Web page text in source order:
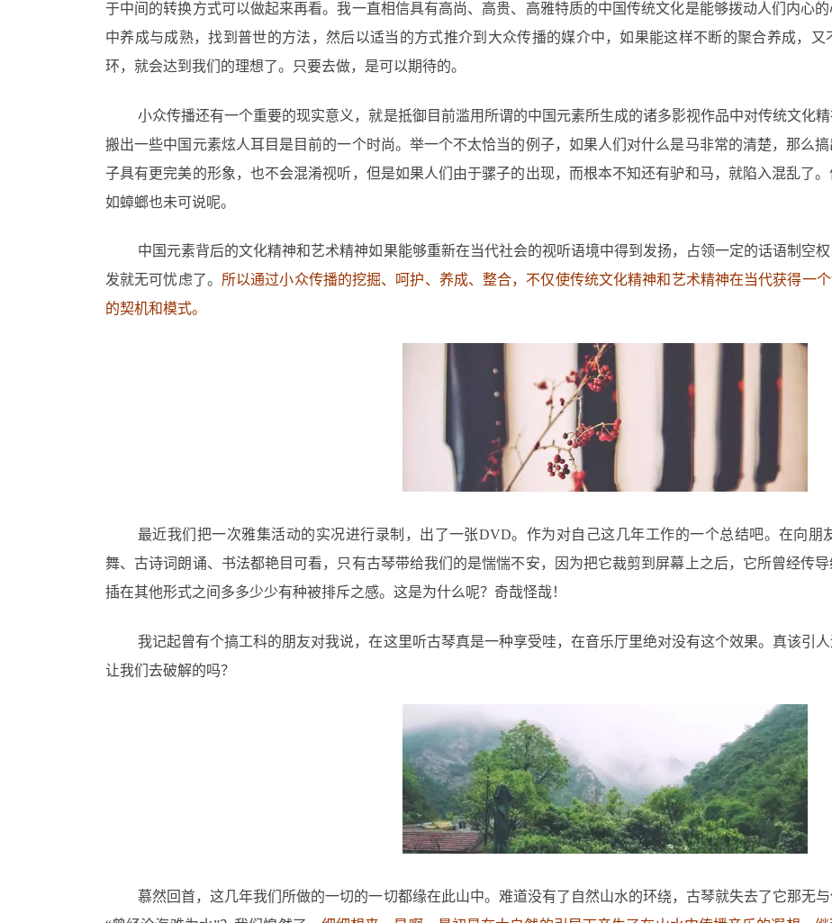
于中间的转换方式可以做起来再看。我一直相信具有高尚、高贵、高雅特质的中国传统文化是能够拨动人们内心
中养成与成熟，找到普世的方法，然后以适当的方式推介到大众传播的媒介中，如果能这样不断的聚合养成，
环，就会达到我们的理想了。只要去做，是可以期待的。
小众传播还有一个重要的现实意义，就是抵御目前滥用所谓的中国元素所生成的诸多影视作品中对传统文化
搬出一些中国元素炫人耳目是目前的一个时尚。举一个不太恰当的例子，如果人们对什么是马非常的清楚，那么
子具有更完美的形象，也不会混淆视听，但是如果人们由于骡子的出现，而根本不知还有驴和马，就陷入混乱了
如蟑螂也未可说呢。
中国元素背后的文化精神和艺术精神如果能够重新在当代社会的视听语境中得到发扬，占领一定的话语制空
发就无可忧虑了。 所以通过小众传播的挖掘、呵护、养成、整合，不仅使传统文化精神和艺术精神在当代获得一
的契机和模式。
最近我们把一次雅集活动的实况进行录制，出了一张DVD。作为对自己这几年工作的一个总结吧。在向朋
舞、古诗词朗诵、书法都艳目可看，只有古琴带给我们的是惴惴不安，因为把它裁剪到屏幕上之后，它所曾经传
插在其他形式之间多多少少有种被排斥之感。这是为什么呢？奇哉怪哉！
我记起曾有个搞工科的朋友对我说，在这里听古琴真是一种享受哇，在音乐厅里绝对没有这个效果。真该引
让我们去破解的吗？
慕然回首，这几年我们所做的一切的一切都缘在此山中。难道没有了自然山水的环绕，古琴就失去了它那无